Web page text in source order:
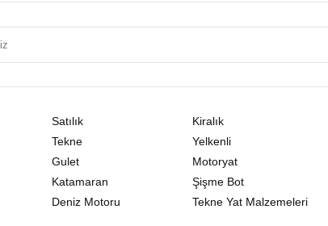
Satılık
Kiralık
Tekne
Yelkenli
Gulet
Motoryat
Katamaran
Şişme Bot
Deniz Motoru
Tekne Yat Malzemeleri